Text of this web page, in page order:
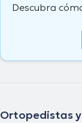
Descubra
Ortopedistas